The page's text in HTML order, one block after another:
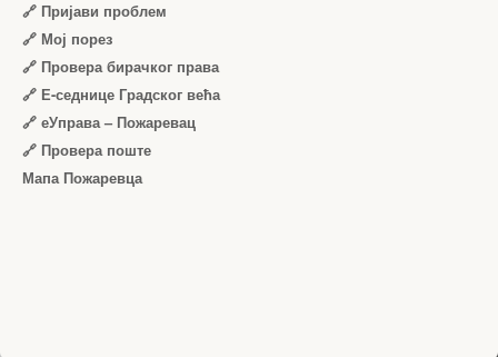
🔗 Пријави проблем
🔗 Мој порез
🔗 Провера бирачког права
🔗 Е-седнице Градског већа
🔗 еУправа – Пожаревац
🔗 Провера поште
Мапа Пожаревца